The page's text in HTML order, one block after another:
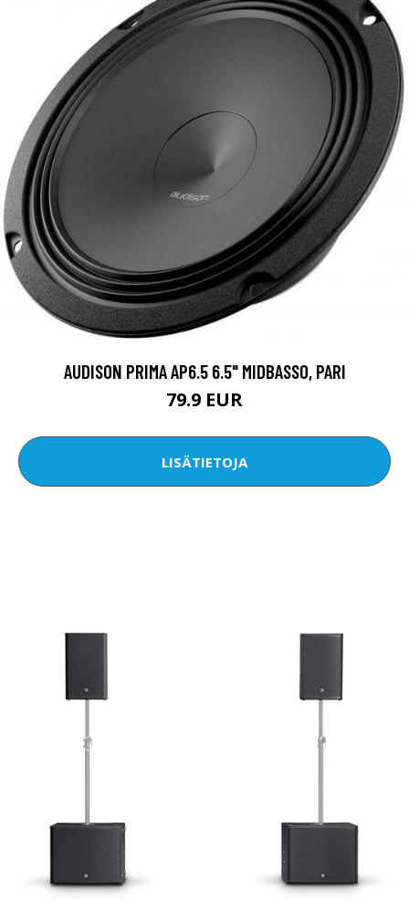
AUDISON PRIMA AP6.5 6.5" MIDBASSO, PARI
79.9 EUR
LISÄTIETOJA